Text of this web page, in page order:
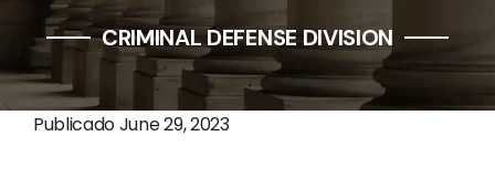
CRIMINAL DEFENSE DIVISION
PublicadoJune 29, 2023